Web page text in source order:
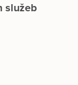
služeb